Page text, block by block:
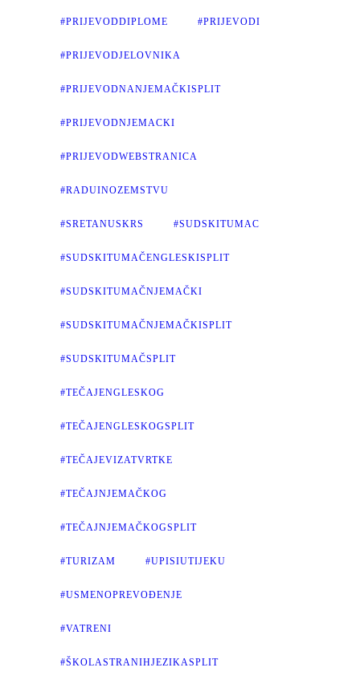
#PRIJEVODDIPLOME #PRIJEVODI
#PRIJEVODJELOVNIKA
#PRIJEVODNANJEMAČKISPLIT
#PRIJEVODNJEMACKI
#PRIJEVODWEBSTRANICA
#RADUINOZEMSTVU
#SRETANUSKRS #SUDSKITUMAC
#SUDSKITUMAČENGLESKISPLIT
#SUDSKITUMAČNJEMAČKI
#SUDSKITUMAČNJEMAČKISPLIT
#SUDSKITUMAČSPLIT
#TEČAJENGLESKOG
#TEČAJENGLESKOGSPLIT
#TEČAJEVIZATVRTKE
#TEČAJNJEMAČKOG
#TEČAJNJEMAČKOGSPLIT
#TURIZAM #UPISIUTIJEKU
#USMENOPREVOĐENJE
#VATRENI
#ŠKOLASTRANIHJEZIKASPLIT